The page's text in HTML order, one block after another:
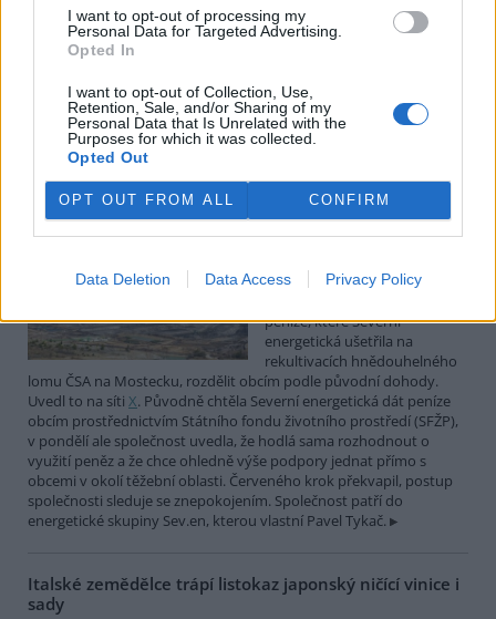
I want to opt-out of processing my
Personal Data for Targeted Advertising.
Opted In
I want to opt-out of Collection, Use,
Retention, Sale, and/or Sharing of my
Personal Data that Is Unrelated with the
Purposes for which it was collected.
Opted Out
OPT OUT FROM ALL CONFIRM
Data Deletion Data Access Privacy Policy
průtoků a suchého počasí
vyschl. Městský obvod VI chce
Povodí Labe. Organizace ale požadavek odmítla s tím, že údržbu
dělala už v červnu a další zásah v tuto chvíli neplánuje, zjistila ČTK.
Červený chce peníze ušetřené za rekultivaci rozdělit
obcím podle původní dohody
5.8.2026 01:29 (ČTK)
Ministr životního prostředí
peníze, které Severní
energetická ušetřila na
rekultivacích hnědouhelného
lomu ČSA na Mostecku, rozdělit obcím podle původní dohody.
Uvedl to na síti X. Původně chtěla Severní energetická dát peníze
obcím prostřednictvím Státního fondu životního prostředí (SFŽP),
v pondělí ale společnost uvedla, že hodlá sama rozhodnout o
využití peněz a že chce ohledně výše podpory jednat přímo s
obcemi v okolí těžební oblasti. Červeného krok překvapil, postup
společnosti sleduje se znepokojením. Společnost patří do
energetické skupiny Sev.en, kterou vlastní Pavel Tykač.
Italské zemědělce trápí listokaz japonský ničící vinice i
sady